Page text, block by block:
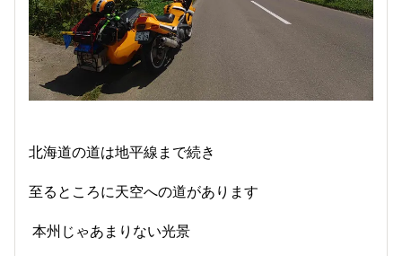
北海道の道は地平線まで続き
至るところに天空への道があります
本州じゃあまりない光景